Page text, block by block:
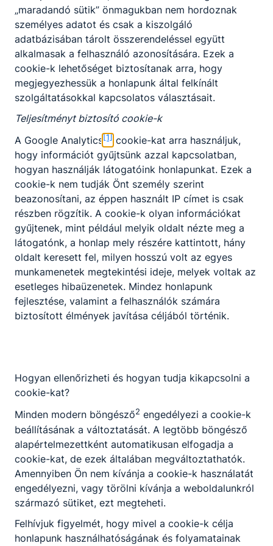
Audiológiai asszisztens
Endoszkópos asszisztens
Fogászati asszisztens
Gyógyszertári asszisztens
Kardiológiai és angiológiai asszisztens
Klinikai neuroﬁziológiai asszisztens
Perioperatív asszisztens
Radiográﬁai asszisztens
KKK/PTT
KKK letöltése (pdf)
PTT letöltése (pdf)
Okleveles technikusképzés
Igen
Előjelentkezés
Egészségügy ágazat képzése, amely érettségi és
technikusi szintű szakképzettség megszerzésével
zárul.
Választható szakmairányok:
Audiológiai asszisztens szakmairány:
hallásúak és a hallássérültek vizsgálatára;
Endoszkópos asszisztens szakmairány:a
légző- és emésztőrendszert érintő
diagnosztikai eljárások megismerésére és
kivitelezésére;
Fogászati asszisztens szakmairány:a
fogászati kezeléseknél, beavatkozásoknál
történő segédkezésre, a fogakat érintő
betegségek megelőzésére és kezelésére;
Gyógyszertári asszisztens szakmairány:a
patikai gyógyszerellátásban való részvételre,
a patikában készíthető gyógyszerformák
készítésére;
Kardiológiai és angiológiai asszisztens
Klinikai neuroﬁziológiai asszisztens
szakmairány:
vizsgáló eljárások megismerésére és
kivitelezésére;
Perioperatív asszisztens szakmairány:a
kisebb-nagyobb műtéti beavatkozások előtti,
alatti és utáni feladatok elvégzésére;
Radiográﬁai asszisztens szakmairány:az
emberi testtájak különféle képalkotó
vizsgálati módszereinek megismerésére és
kivitelezésére készít fel.
„maradandó sütik” önmagukban nem hordoznak
személyes adatot és csak a kiszolgáló
adatbázisában tárolt összerendeléssel együtt
alkalmasak a felhasználó azonosítására. Ezek a
cookie-k lehetőséget biztosítanak arra, hogy
megjegyezhessük a honlapunk által felkínált
szolgáltatásokkal kapcsolatos választásait.
Teljesítményt biztosító cookie-k
A Google Analytics[1] cookie-kat arra használjuk,
hogy információt gyűjtsünk azzal kapcsolatban,
hogyan használják látogatóink honlapunkat. Ezek a
cookie-k nem tudják Önt személy szerint
beazonosítani, az éppen használt IP címet is csak
részben rögzítik. A cookie-k olyan információkat
gyűjtenek, mint például melyik oldalt nézte meg a
látogatónk, a honlap mely részére kattintott, hány
oldalt keresett fel, milyen hosszú volt az egyes
munkamenetek megtekintési ideje, melyek voltak az
esetleges hibaüzenetek. Mindez honlapunk
fejlesztése, valamint a felhasználók számára
biztosított élmények javítása céljából történik.
Hogyan ellenőrizheti és hogyan tudja kikapcsolni a
cookie-kat?
Minden modern böngésző2 engedélyezi a cookie-k
beállításának a változtatását. A legtöbb böngésző
alapértelmezettként automatikusan elfogadja a
cookie-kat, de ezek általában megváltoztathatók.
Amennyiben Ön nem kívánja a cookie-k használatát
engedélyezni, vagy törölni kívánja a weboldalunkról
származó sütiket, ezt megteheti.
Felhívjuk figyelmét, hogy mivel a cookie-k célja
honlapunk használhatóságának és folyamatainak